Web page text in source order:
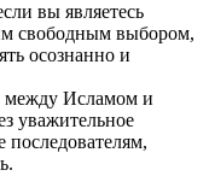
вы являетесь
свободным выбором,
осознанно и
между Исламом и
уважительное